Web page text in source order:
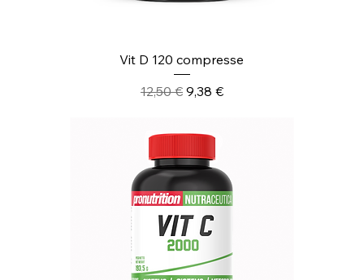
Vit D 120 compresse
Prezzo regolare
12,50 € Prezzo scontato
9,38 €